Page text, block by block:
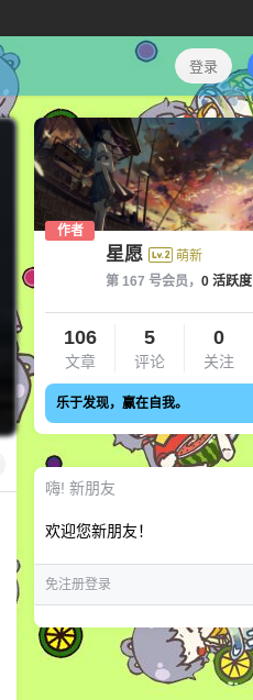
登录
作者
星愿
萌新
第 167 号会员，0 活跃度
106
文章
5
评论
0
关注
乐于发现，赢在自我。
嗨! 新朋友
欢迎您新朋友！
免注册登录